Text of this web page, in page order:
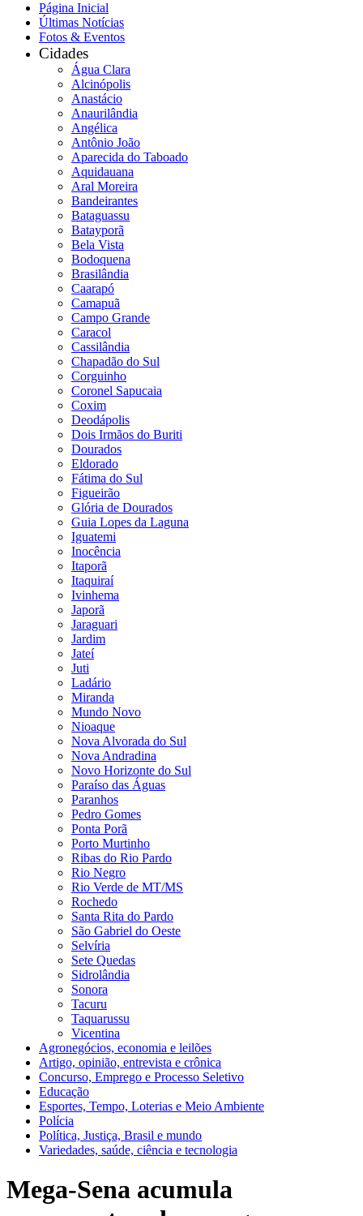
Página Inicial
Últimas Notícias
Fotos & Eventos
Cidades
Água Clara
Alcinópolis
Anastácio
Anaurilândia
Angélica
Antônio João
Aparecida do Taboado
Aquidauana
Aral Moreira
Bandeirantes
Bataguassu
Batayporã
Bela Vista
Bodoquena
Brasilândia
Caarapó
Camapuã
Campo Grande
Caracol
Cassilândia
Chapadão do Sul
Corguinho
Coronel Sapucaia
Coxim
Deodápolis
Dois Irmãos do Buriti
Dourados
Eldorado
Fátima do Sul
Figueirão
Glória de Dourados
Guia Lopes da Laguna
Iguatemi
Inocência
Itaporã
Itaquiraí
Ivinhema
Japorã
Jaraguari
Jardim
Jateí
Juti
Ladário
Miranda
Mundo Novo
Nioaque
Nova Alvorada do Sul
Nova Andradina
Novo Horizonte do Sul
Paraíso das Águas
Paranhos
Pedro Gomes
Ponta Porã
Porto Murtinho
Ribas do Rio Pardo
Rio Negro
Rio Verde de MT/MS
Rochedo
Santa Rita do Pardo
São Gabriel do Oeste
Selvíria
Sete Quedas
Sidrolândia
Sonora
Tacuru
Taquarussu
Vicentina
Agronegócios, economia e leilões
Artigo, opinião, entrevista e crônica
Concurso, Emprego e Processo Seletivo
Educação
Esportes, Tempo, Loterias e Meio Ambiente
Polícia
Política, Justiça, Brasil e mundo
Variedades, saúde, ciência e tecnologia
Mega-Sena acumula